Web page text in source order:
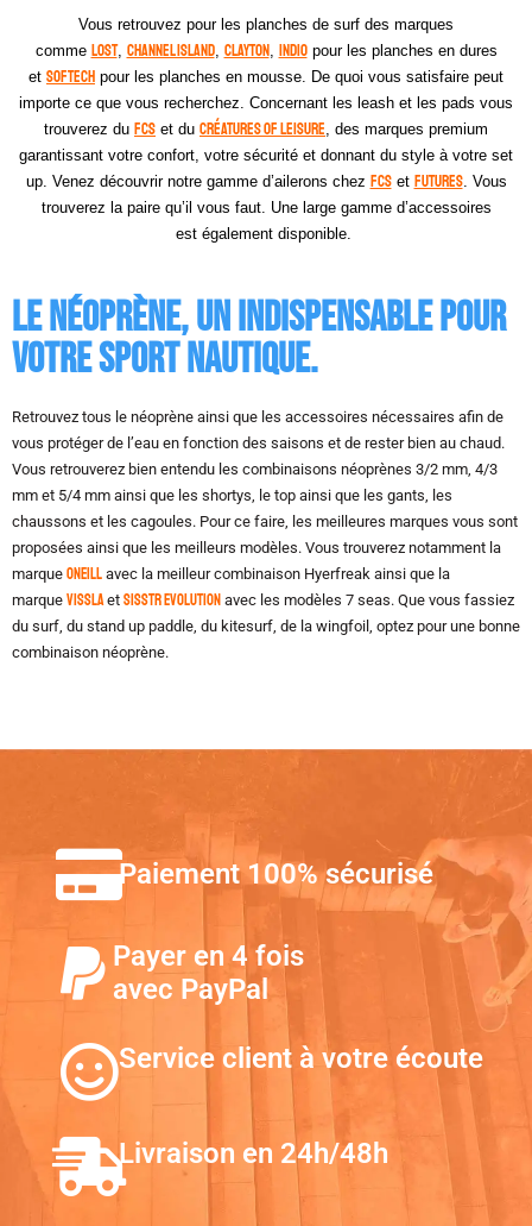
Vous retrouvez pour les planches de surf des marques
comme Lost, Channel Island, Clayton, Indiopour les planches en dures
et Softech pour les planches en mousse. De quoi vous satisfaire peut
importe ce que vous recherchez. Concernant les leash et les pads vous
trouverez du FCS et du Créatures of Leisure, des marques premium
garantissant votre confort, votre sécurité et donnant du style à votre set
up. Venez découvrir notre gamme d’ailerons chez FCS et Futures. Vous
trouverez la paire qu’il vous faut. Une large gamme d’accessoires
est également disponible.
Le Néoprène, un indispensable pour
votre sport nautique.
Retrouvez tous le néoprène ainsi que les accessoires nécessaires afin de
vous protéger de l’eau en fonction des saisons et de rester bien au chaud.
Vous retrouverez bien entendu les combinaisons néoprènes 3/2 mm, 4/3
mm et 5/4 mm ainsi que les shortys, le top ainsi que les gants, les
chaussons et les cagoules. Pour ce faire, les meilleures marques vous sont
proposées ainsi que les meilleurs modèles. Vous trouverez notamment la
marque Oneill avec la meilleur combinaison Hyerfreak ainsi que la
marque Visslaet Sisstr Evolution avec les modèles 7 seas. Que vous fassiez
du surf, du stand up paddle, du kitesurf, de la wingfoil, optez pour une bonne
combinaison néoprène.
Paiement 100% sécurisé
Payer en 4 fois
avec PayPal
Service client à votre écoute
Livraison en 24h/48h